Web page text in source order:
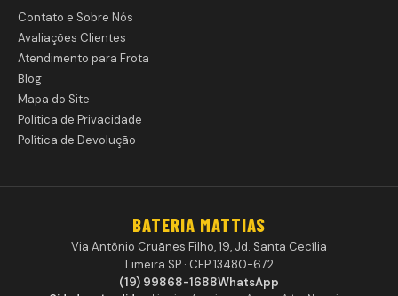
Contato e Sobre Nós
Avaliações Clientes
Atendimento para Frota
Blog
Mapa do Site
Política de Privacidade
Política de Devolução
BATERIA MATTIAS
Via Antônio Cruãnes Filho, 19, Jd. Santa Cecília
Limeira SP · CEP 13480-672
(19) 99868-1688WhatsApp